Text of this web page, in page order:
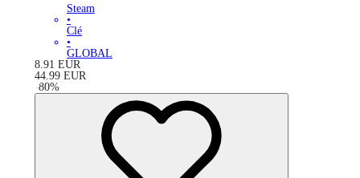
Steam
•
Clé
•
GLOBAL
8.91 EUR
44.99 EUR
-80%